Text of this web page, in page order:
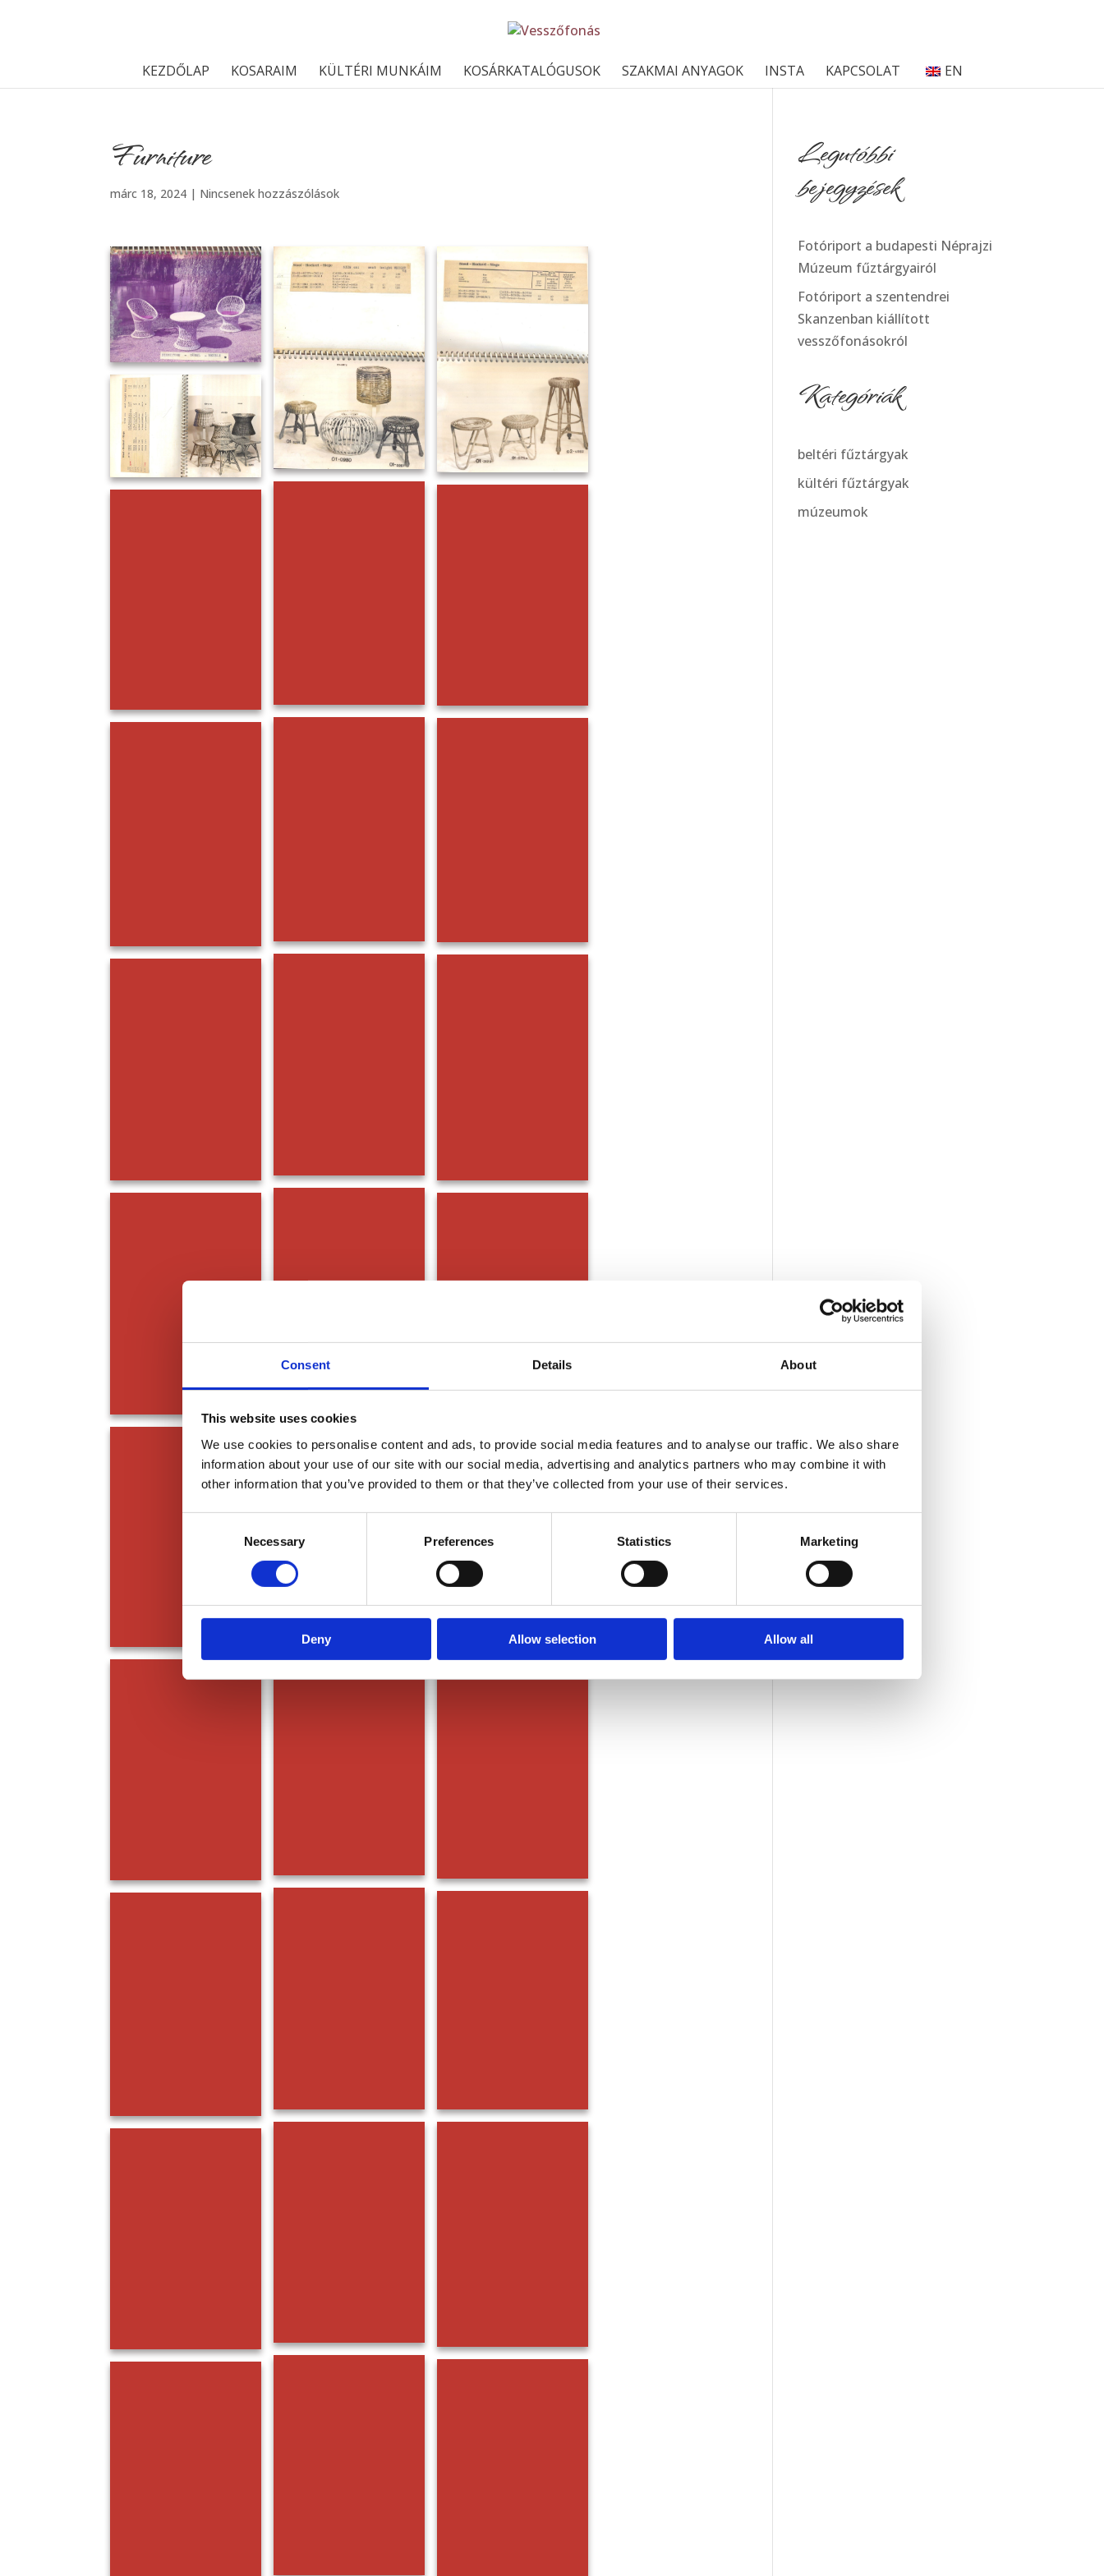
Consent Details About
This website uses cookies
We use cookies to personalise content and ads, to provide social media features and to analyse our traffic. We also share
information about your use of our site with our social media, advertising and analytics partners who may combine it with
other information that you’ve provided to them or that they’ve collected from your use of their services.
Necessary Preferences Statistics Marketing
Deny Allow selection Allow all
KEZDŐLAP KOSARAIM KÜLTÉRI MUNKÁIM KOSÁRKATALÓGUSOK SZAKMAI ANYAGOK INSTA KAPCSOLAT EN
Furniture
márc 18, 2024 | Nincsenek hozzászólások
Legutóbbi
bejegyzések
Fotóriport a budapesti Néprajzi
Múzeum fűztárgyairól
Fotóriport a szentendrei
Skanzenban kiállított
vesszőfonásokról
Kategóriák
beltéri fűztárgyak
kültéri fűztárgyak
múzeumok